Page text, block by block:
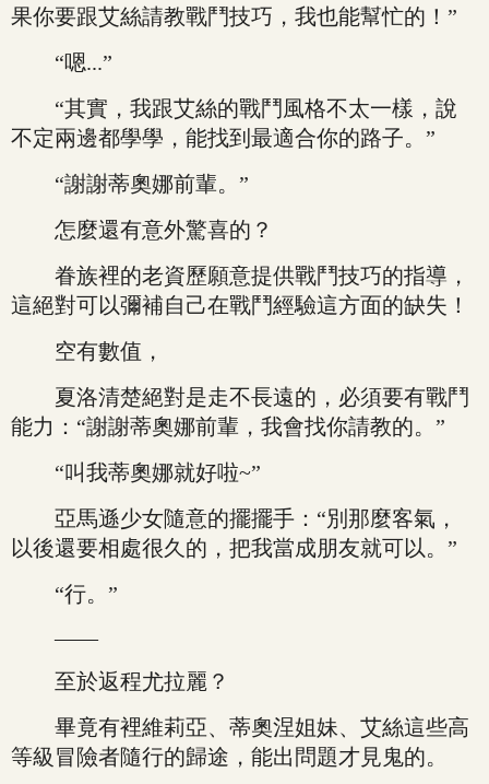
果你要跟艾絲請教戰鬥技巧，我也能幫忙的！”
“嗯...”
“其實，我跟艾絲的戰鬥風格不太一樣，說
不定兩邊都學學，能找到最適合你的路子。”
“謝謝蒂奧娜前輩。”
怎麼還有意外驚喜的？
眷族裡的老資歷願意提供戰鬥技巧的指導，
這絕對可以彌補自己在戰鬥經驗這方面的缺失！
空有數值，
夏洛清楚絕對是走不長遠的，必須要有戰鬥
能力：“謝謝蒂奧娜前輩，我會找你請教的。”
“叫我蒂奧娜就好啦~”
亞馬遜少女隨意的擺擺手：“別那麼客氣，
以後還要相處很久的，把我當成朋友就可以。”
“行。”
——
至於返程尤拉麗？
畢竟有裡維莉亞、蒂奧涅姐妹、艾絲這些高
等級冒險者隨行的歸途，能出問題才見鬼的。